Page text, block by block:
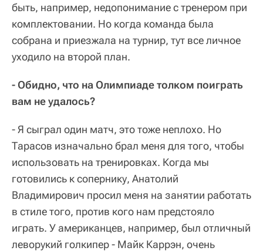
быть, например, недопонимание с тренером при
комплектовании. Но когда команда была
собрана и приезжала на турнир, тут все личное
уходило на второй план.
- Обидно, что на Олимпиаде толком поиграть
вам не удалось?
- Я сыграл один матч, это тоже неплохо. Но
Тарасов изначально брал меня для того, чтобы
использовать на тренировках. Когда мы
готовились к сопернику, Анатолий
Владимирович просил меня на занятии работать
в стиле того, против кого нам предстояло
играть. У американцев, например, был отличный
леворукий голкипер - Майк Каррэн, очень